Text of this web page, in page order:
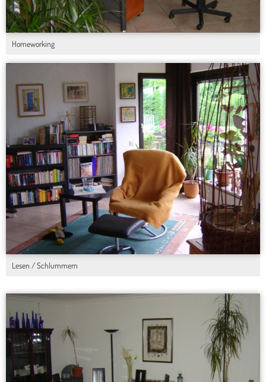
Homeworking
Lesen / Schlummern